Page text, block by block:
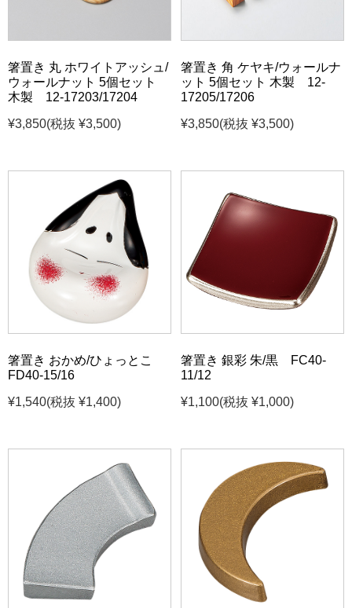
箸置き 丸 ホワイトアッシュ/
ウォールナット 5個セット
木製 12-17203/17204
¥3,850(税抜 ¥3,500)
箸置き 角 ケヤキ/ウォールナ
ット 5個セット 木製 12-
17205/17206
¥3,850(税抜 ¥3,500)
箸置き おかめ/ひょっとこ
FD40-15/16
¥1,540(税抜 ¥1,400)
箸置き 銀彩 朱/黒 FC40-
11/12
¥1,100(税抜 ¥1,000)